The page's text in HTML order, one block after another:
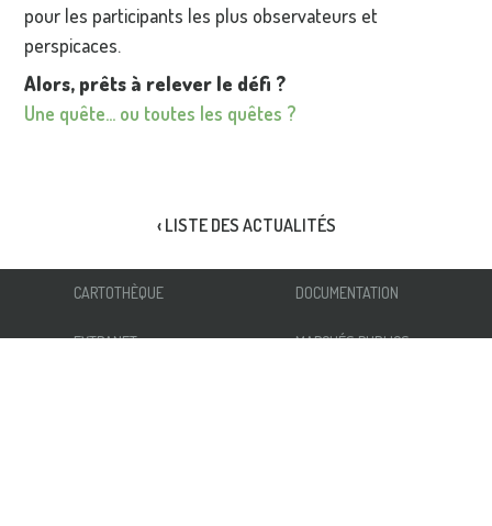
pour les participants les plus observateurs et
perspicaces.
Alors, prêts à relever le défi ?
Une quête… ou toutes les quêtes ?
‹ LISTE DES ACTUALITÉS
CARTOTHÈQUE DOCUMENTATION
EXTRANET MARCHÉS PUBLICS